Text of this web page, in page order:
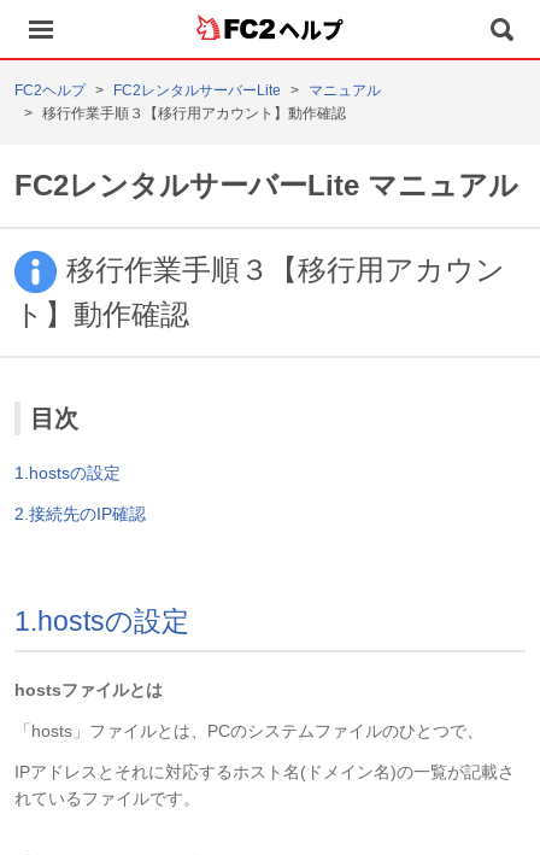
ヘルプ
FC2ヘルプ FC2レンタルサーバーLite
マニュアル
移行作業手順３【移行用アカウント】動作確認
FC2レンタルサーバーLite マニュアル
移行作業手順３【移行用アカウン
ト】動作確認
目次
1.hostsの設定
2.接続先のIP確認
1.hostsの設定
hostsファイルとは
「hosts」ファイルとは、PCのシステムファイルのひとつで、
IPアドレスとそれに対応するホスト名(ドメイン名)の一覧が記載さ
れているファイルです。